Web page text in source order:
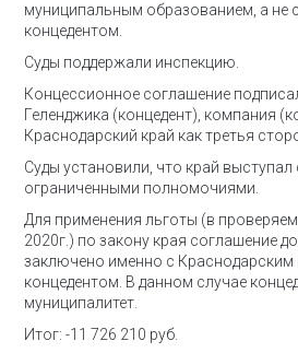
муниципальным образованием, а не
концедентом.
Суды поддержали инспекцию.
Концессионное соглашение
Геленджика (концедент), компания
Краснодарский край как третья
Суды установили, что край
ограниченными полномочиями.
Для применения льготы (в
2020г.) по закону края соглашение
заключено именно с Краснодарским
концедентом. В данном случае
муниципалитет.
Итог: -11 726 210 руб.